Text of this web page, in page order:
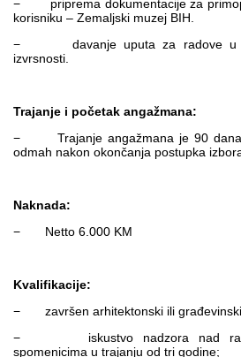
− priprema dokumentacije za
korisniku – Zemaljski muzej BIH.
− davanje uputa za radove u
izvrsnosti.
Trajanje i početak angažmana:
− Trajanje angažmana je 90 dana.
odmah nakon okončanja postupka
Naknada:
− Netto 6.000 KM
Kvalifikacije:
− završen arhitektonski ili građevinski
− iskustvo nadzora nad
spomenicima u trajanju od tri godine;